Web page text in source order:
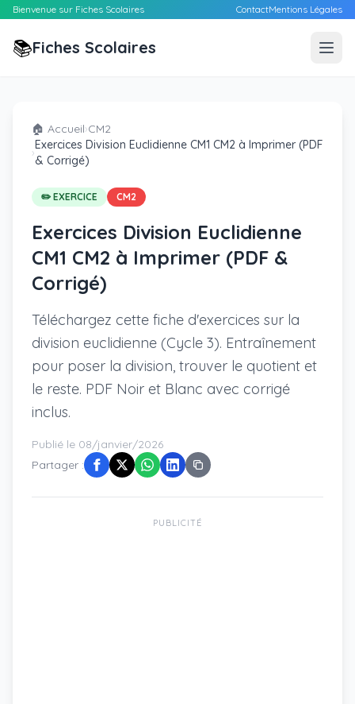
Bienvenue sur Fiches Scolaires ContactMentions Légales
📚Fiches Scolaires
🏠 Accueil›CM2
›
Exercices Division Euclidienne CM1 CM2 à Imprimer (PDF
& Corrigé)
✏️ EXERCICE CM2
Exercices Division Euclidienne
CM1 CM2 à Imprimer (PDF &
Corrigé)
Téléchargez cette fiche d'exercices sur la
division euclidienne (Cycle 3). Entraînement
pour poser la division, trouver le quotient et
le reste. PDF Noir et Blanc avec corrigé
inclus.
Publié le 08/janvier/2026
Partager :
PUBLICITÉ